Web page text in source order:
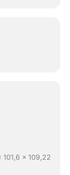
101,6 x 109,22